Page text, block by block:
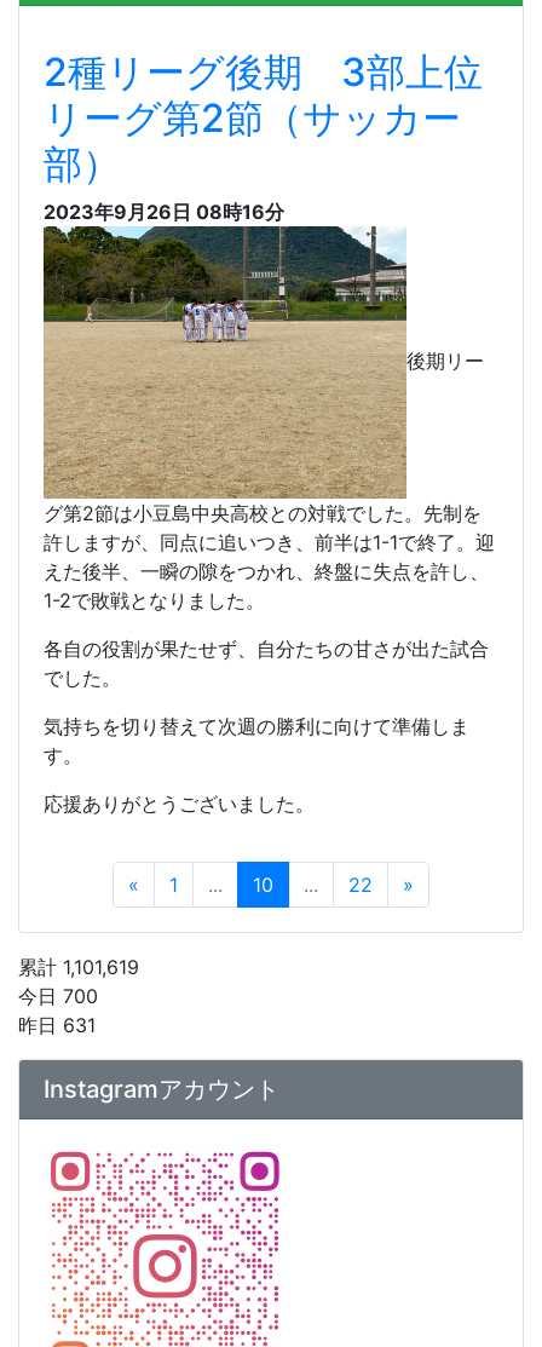
累計 1,101,619
今日 700
昨日 631
Instagramアカウント
2種リーグ後期 3部上位
リーグ第2節（サッカー
部）
2023年9月26日 08時16分
後期リー
グ第2節は小豆島中央高校との対戦でした。先制を
許しますが、同点に追いつき、前半は1-1で終了。迎
えた後半、一瞬の隙をつかれ、終盤に失点を許し、
1-2で敗戦となりました。
各自の役割が果たせず、自分たちの甘さが出た試合
でした。
気持ちを切り替えて次週の勝利に向けて準備しま
す。
応援ありがとうございました。
« 1 ... 10 ... 22 »